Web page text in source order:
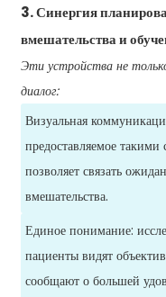
3. Синергия
вмешательства и
Эти устройства не
диалог:
Визуальная
предоставляемое
позволяет связать
вмешательства.
Единое понимание:
пациенты видят
сообщают о большей